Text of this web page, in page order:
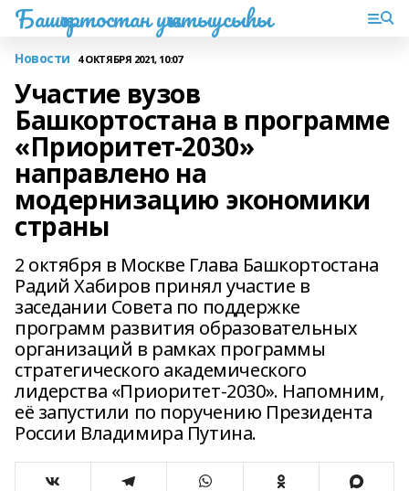
Башҡортостан уҡытыусыһы
Новости 4 ОКТЯБРЯ 2021, 10:07
Участие вузов
Башкортостана в программе
«Приоритет-2030»
направлено на
модернизацию экономики
страны
2 октября в Москве Глава Башкортостана
Радий Хабиров принял участие в
заседании Совета по поддержке
программ развития образовательных
организаций в рамках программы
стратегического академического
лидерства «Приоритет-2030». Напомним,
её запустили по поручению Президента
России Владимира Путина.